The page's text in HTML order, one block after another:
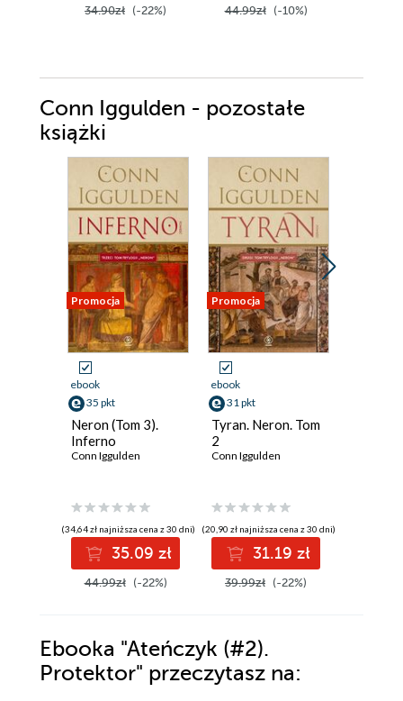
34.90zł (-22%) 44.99zł (-10%)
Conn Iggulden - pozostałe
książki
Promocja
ebook
35 pkt
Neron (Tom 3).
Inferno
Conn Iggulden
(34,64 zł najniższa cena z 30 dni)
35.09 zł
44.99zł (-22%)
Promocja
ebook
31 pkt
Tyran. Neron. Tom
2
Conn Iggulden
(20,90 zł najniższa cena z 30 dni)
31.19 zł
39.99zł (-22%)
Ebooka "Ateńczyk (#2).
Protektor" przeczytasz na: